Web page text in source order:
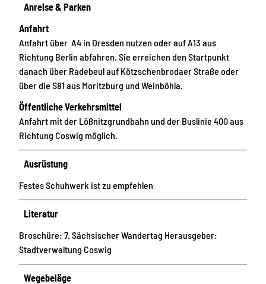
Anreise & Parken
Anfahrt
Anfahrt über A4 in Dresden nutzen oder auf A13 aus
Richtung Berlin abfahren. Sie erreichen den Startpunkt
danach über Radebeul auf Kötzschenbrodaer Straße oder
über die S81 aus Moritzburg und Weinböhla.
Öffentliche Verkehrsmittel
Anfahrt mit der Lößnitzgrundbahn und der Buslinie 400 aus
Richtung Coswig möglich.
Ausrüstung
Festes Schuhwerk ist zu empfehlen
Literatur
Broschüre: 7. Sächsischer Wandertag Herausgeber:
Stadtverwaltung Coswig
Wegebeläge